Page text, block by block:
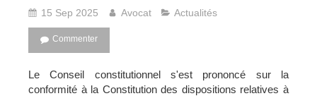
15 Sep 2025 Avocat Actualités
Commenter
Le Conseil constitutionnel s'est prononcé sur la
conformité à la Constitution des dispositions relatives à